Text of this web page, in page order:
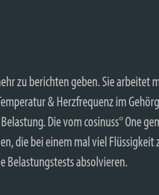
zu berichten geben. Sie arbeitet
& Herzfrequenz im
Die vom cosinuss° One
die bei einem mal viel Flüssigkeit
absolvieren.